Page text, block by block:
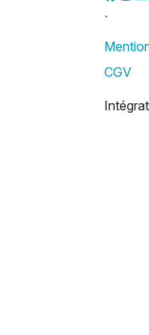
`
CGV